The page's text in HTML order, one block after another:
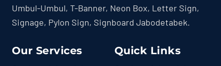
Umbul-Umbul, T-Banner, Neon Box, Letter Sign,
Signage, Pylon Sign, Signboard Jabodetabek.
Our Services Quick Links